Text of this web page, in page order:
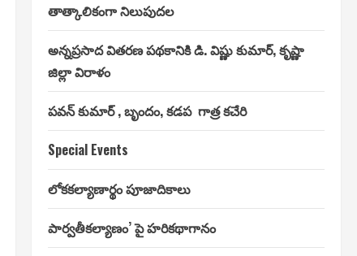
తాత్కాలికంగా నిలుపుదల
అన్నప్రసాద వితరణ పథకానికి డి. విష్ణు కుమార్, కృష్ణా
జిల్లా విరాళం
పవన్ కుమార్ , బృందం, కడప గాత్ర కచేరి
Special Events
లోకకల్యాణార్థం పూజాదికాలు
పార్వతీకల్యాణం’ పై హరికథాగానం